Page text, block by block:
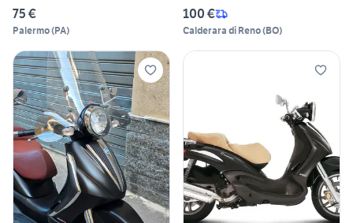
75 €
Palermo(PA)
100 €
Calderara di Reno(BO)